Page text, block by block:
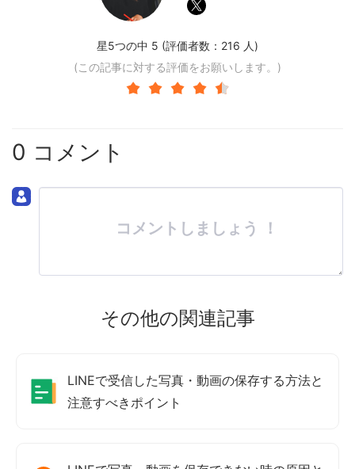
星5つの中 5 (評価者数： 216 人)
(この記事に対する評価をお願いします。)
0 コメント
コメントしましょう ！
その他の関連記事
LINEで受信した写真・動画の保存する方法と
注意すべきポイント